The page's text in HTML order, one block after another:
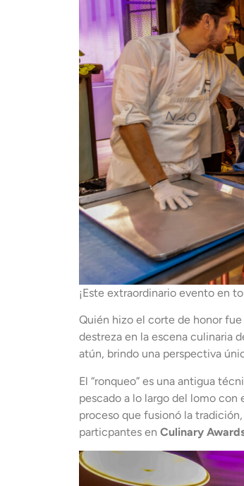
¡Este extraordinario evento en
Quién hizo el corte de honor
destreza en la escena culinaria
atún, brindo una perspectiva
El “ronqueo” es una antigua
pescado a lo largo del lomo
proceso que fusionó la
particpantes en Culinary